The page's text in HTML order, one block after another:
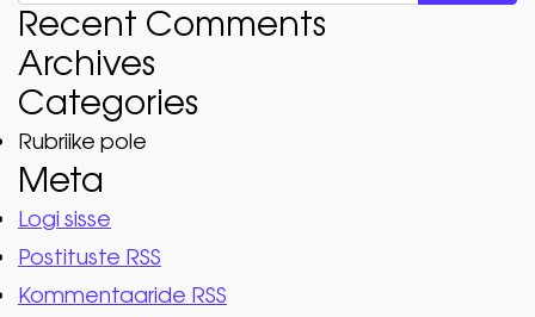
Recent Comments
Archives
Categories
Rubriike pole
Meta
Logi sisse
Postituste RSS
Kommentaaride RSS